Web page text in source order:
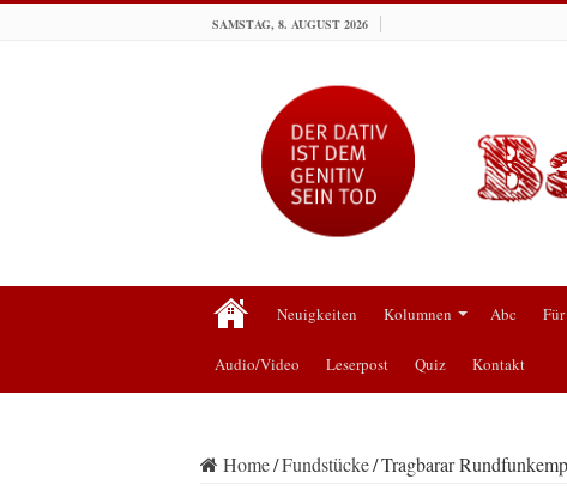
SAMSTAG, 8. AUGUST 2026
Neuigkeiten Kolumnen Abc
Audio/Video Leserpost Quiz Kontakt
Home/Fundstücke/Tragbarar